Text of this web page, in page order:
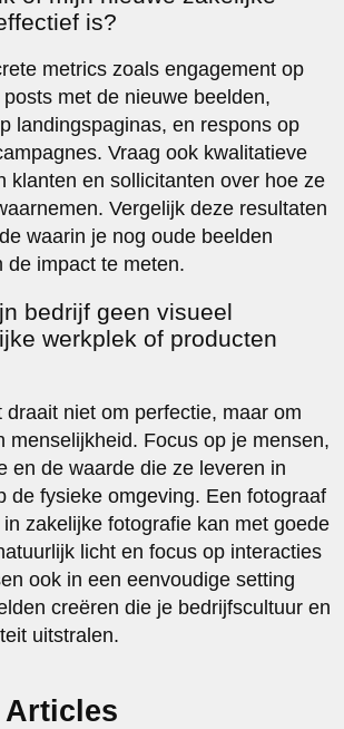
is?
metrics zoals engagement op
met de nieuwe beelden,
landingspaginas, en respons op
Vraag ook kwalitatieve
klanten en sollicitanten over hoe ze
Vergelijk deze resultaten
waarin je nog oude beelden
de impact te meten.
bedrijf geen visueel
werkplek of producten
draait niet om perfectie, maar om
menselijkheid. Focus op je mensen,
en de waarde die ze leveren in
de fysieke omgeving. Een fotograaf
zakelijke fotografie kan met goede
licht en focus op interacties
ook in een eenvoudige setting
creëren die je bedrijfscultuur en
uitstralen.
Articles